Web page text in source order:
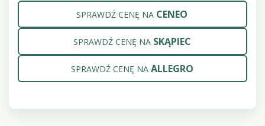
SPRAWDŹ CENĘ NA CENEO
SPRAWDŹ CENĘ NA SKĄPIEC
SPRAWDŹ CENĘ NA ALLEGRO